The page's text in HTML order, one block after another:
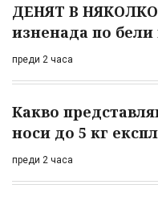
ДЕНЯТ В
изненада по
преди 2 часа
Какво
носи до 5 кг
преди 2 часа